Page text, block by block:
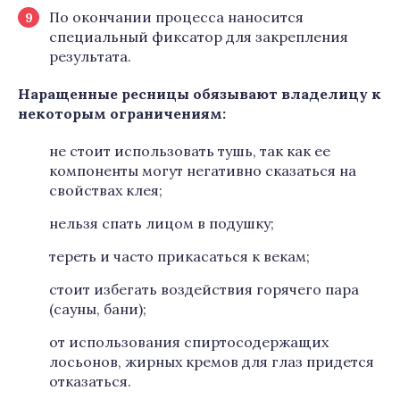
По окончании процесса наносится
специальный фиксатор для закрепления
результата.
Наращенные ресницы обязывают владелицу к
некоторым ограничениям:
не стоит использовать тушь, так как ее
компоненты могут негативно сказаться на
свойствах клея;
нельзя спать лицом в подушку;
тереть и часто прикасаться к векам;
стоит избегать воздействия горячего пара
(сауны, бани);
от использования спиртосодержащих
лосьонов, жирных кремов для глаз придется
отказаться.